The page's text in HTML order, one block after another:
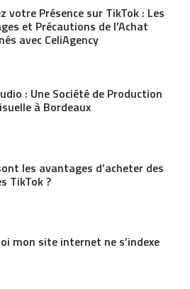
votre Présence sur TikTok : Les
et Précautions de l’Achat
avec CeliAgency
: Une Société de Production
à Bordeaux
les avantages d’acheter des
TikTok ?
mon site internet ne s’indexe